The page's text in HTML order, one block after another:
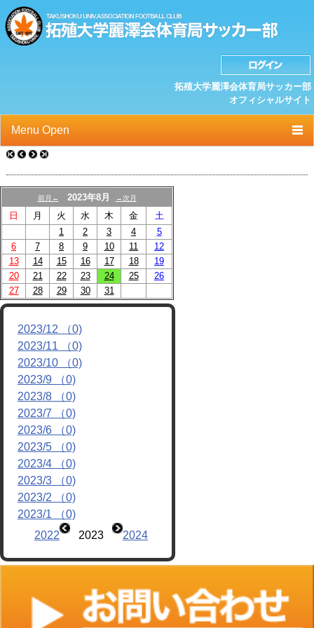
拓殖大学麗澤会体育局サッカー部
オフィシャルサイト
Menu Open
TOP
ニュース
クラブプロフィール
選手/スタッフ一覧
スケジュール
OB紹介/OB会
リンク
前月← 2023年8月 →次月
日 月 火 水 木 金
土
1
2 3 4
5
6
7 8 9 10 11
12
13
14 15 16 17 18
19
20
21 22 23 24 25
26
27
28 29 30 31
2023/12 （0)
2023/11 （0)
2023/10 （0)
2023/9 （0)
2023/8 （0)
2023/7 （0)
2023/6 （0)
2023/5 （0)
2023/4 （0)
2023/3 （0)
2023/2 （0)
2023/1 （0)
2022
2023 2024